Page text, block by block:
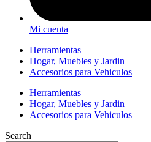
Mi cuenta
Herramientas
Hogar, Muebles y Jardin
Accesorios para Vehiculos
Herramientas
Hogar, Muebles y Jardin
Accesorios para Vehiculos
Search